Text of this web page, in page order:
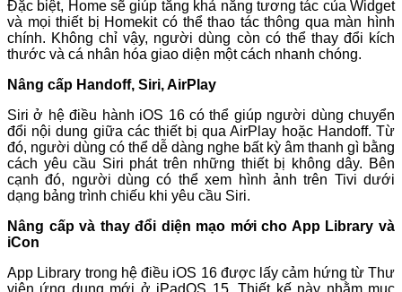
Đặc biệt, Home sẽ giúp tăng khả năng tương tác của Widget
và mọi thiết bị Homekit có thể thao tác thông qua màn hình
chính. Không chỉ vậy, người dùng còn có thể thay đổi kích
thước và cá nhân hóa giao diện một cách nhanh chóng.
Nâng cấp Handoff, Siri, AirPlay
Siri ở hệ điều hành iOS 16 có thể giúp người dùng chuyển
đổi nội dung giữa các thiết bị qua AirPlay hoặc Handoff. Từ
đó, người dùng có thể dễ dàng nghe bất kỳ âm thanh gì bằng
cách yêu cầu Siri phát trên những thiết bị không dây. Bên
cạnh đó, người dùng có thể xem hình ảnh trên Tivi dưới
dạng bảng trình chiếu khi yêu cầu Siri.
Nâng cấp và thay đổi diện mạo mới cho App Library và
iCon
App Library trong hệ điều iOS 16 được lấy cảm hứng từ Thư